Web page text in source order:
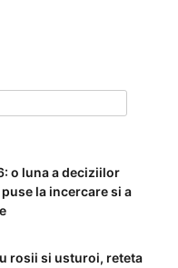
o luna a deciziilor
la incercare si a
rosii si usturoi, reteta